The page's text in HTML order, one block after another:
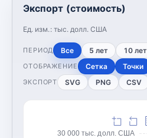
Экспорт (стоимость)
Ед. изм.: тыс. долл. США
ПЕРИОД Все 5 лет 10 лет
ОТОБРАЖЕНИЕ Сетка Точки
ЭКСПОРТ SVG PNG CSV
30 000 тыс. долл. США